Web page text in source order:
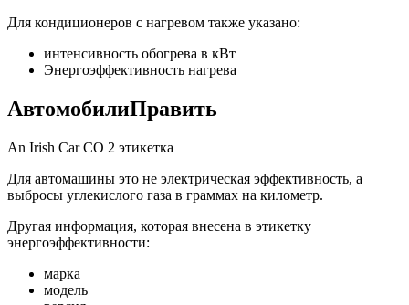
Для кондиционеров с нагревом также указано:
интенсивность обогрева в кВт
Энергоэффективность нагрева
АвтомобилиПравить
An Irish Car CO 2 этикетка
Для автомашины это не электрическая эффективность, а
выбросы углекислого газа в граммах на километр.
Другая информация, которая внесена в этикетку
энергоэффективности:
марка
модель